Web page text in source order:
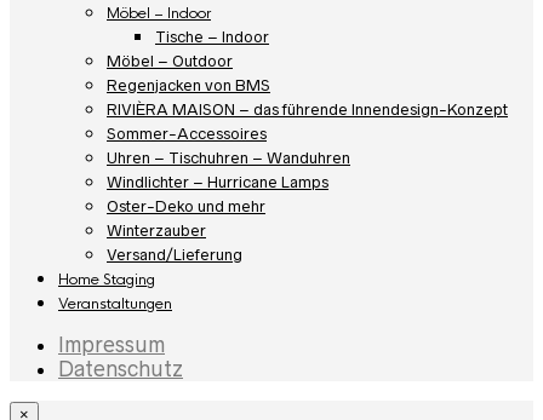
Möbel – Indoor
Tische – Indoor
Möbel – Outdoor
Regenjacken von BMS
RIVIÈRA MAISON – das führende Innendesign-Konzept
Sommer-Accessoires
Uhren – Tischuhren – Wanduhren
Windlichter – Hurricane Lamps
Oster-Deko und mehr
Winterzauber
Versand/Lieferung
Home Staging
Veranstaltungen
Impressum
Datenschutz
×